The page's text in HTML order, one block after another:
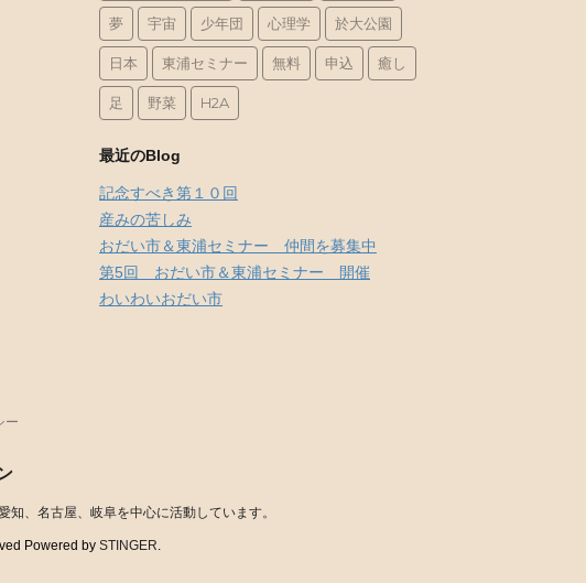
夢 宇宙 少年団 心理学 於大公園
日本 東浦セミナー 無料 申込 癒し
足 野菜 H2A
最近のBlog
記念すべき第１０回
産みの苦しみ
おだい市＆東浦セミナー 仲間を募集中
第5回 おだい市＆東浦セミナー 開催
わいわいおだい市
ー
、名古屋、岐阜を中心に活動しています。
Powered by STINGER